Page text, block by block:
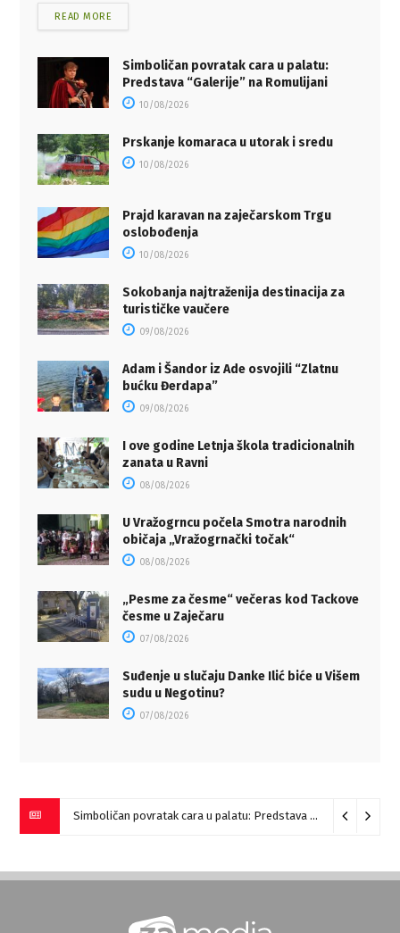
READ MORE
Simboličan povratak cara u palatu:
Predstava “Galerije” na Romulijani
10/08/2026
Prskanje komaraca u utorak i sredu
10/08/2026
Prajd karavan na zaječarskom Trgu
oslobođenja
10/08/2026
Sokobanja najtraženija destinacija za
turističke vaučere
09/08/2026
Adam i Šandor iz Ade osvojili “Zlatnu
bućku Đerdapa”
09/08/2026
I ove godine Letnja škola tradicionalnih
zanata u Ravni
08/08/2026
U Vražogrncu počela Smotra narodnih
običaja „Vražogrnački točak“
08/08/2026
„Pesme za česme“ večeras kod Tackove
česme u Zaječaru
07/08/2026
Suđenje u slučaju Danke Ilić biće u Višem
sudu u Negotinu?
07/08/2026
Simboličan povratak cara u palatu: Predstava “Galerije” na Romulijani